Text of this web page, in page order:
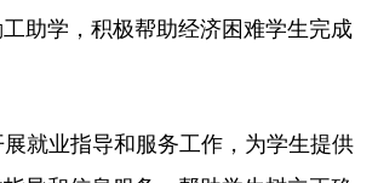
助学，积极帮助经济困难学生完成
就业指导和服务工作，为学生提供